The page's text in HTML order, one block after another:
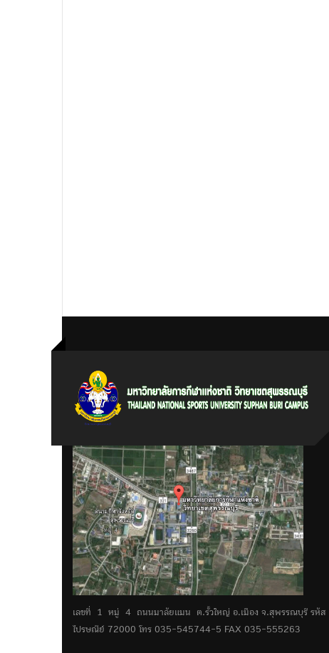
เลขที่ 1 หมู่ 4 ถนนมาลัยแมน ต.รั้วใหญ่ อ.เมือง จ.สุพรรณบุรี รหัส
ไปรษณีย์ 72000 โทร 035-545744-5 FAX 035-555263